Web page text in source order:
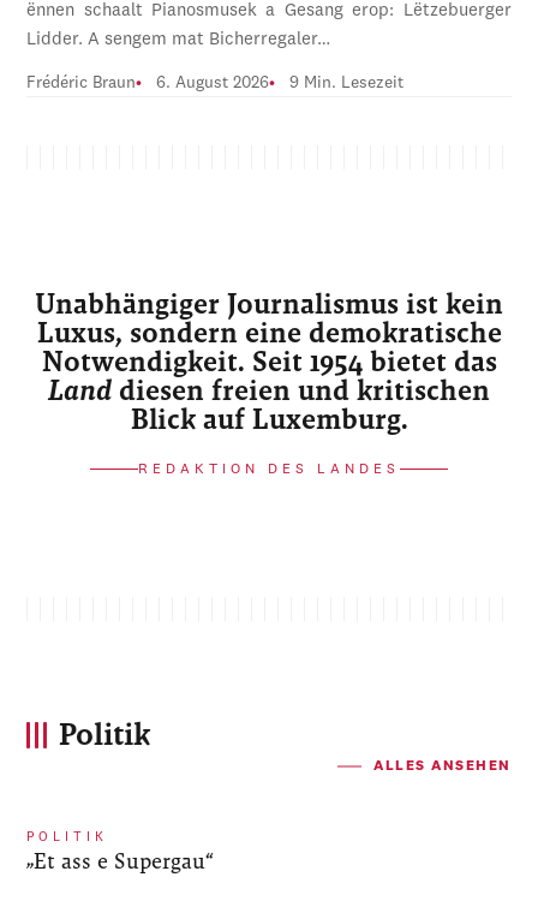
ënnen schaalt Pianosmusek a Gesang erop: Lëtzebuerger
Lidder. A sengem mat Bicherregaler…
Frédéric Braun 6. August 2026 9 Min. Lesezeit
Unabhängiger Journalismus ist kein
Luxus, sondern eine demokratische
Notwendigkeit. Seit 1954 bietet das
Land diesen freien und kritischen
Blick auf Luxemburg.
REDAKTION DES LANDES
Politik
ALLES ANSEHEN
POLITIK
„Et ass e Supergau“